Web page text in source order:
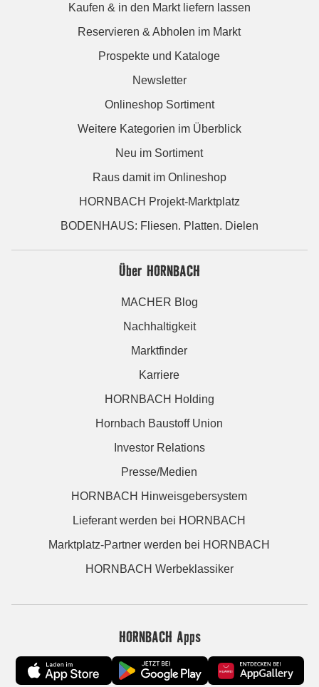
Kaufen & in den Markt liefern lassen
Reservieren & Abholen im Markt
Prospekte und Kataloge
Newsletter
Onlineshop Sortiment
Weitere Kategorien im Überblick
Neu im Sortiment
Raus damit im Onlineshop
HORNBACH Projekt-Marktplatz
BODENHAUS: Fliesen. Platten. Dielen
Über HORNBACH
MACHER Blog
Nachhaltigkeit
Marktfinder
Karriere
HORNBACH Holding
Hornbach Baustoff Union
Investor Relations
Presse/Medien
HORNBACH Hinweisgebersystem
Lieferant werden bei HORNBACH
Marktplatz-Partner werden bei HORNBACH
HORNBACH Werbeklassiker
HORNBACH Apps